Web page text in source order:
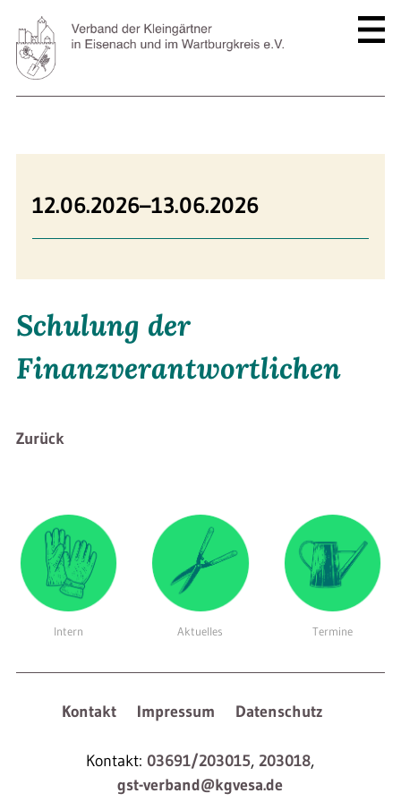
12.06.2026–13.06.2026
Schulung der
Finanzverantwortlichen
Zurück
Intern Aktuelles Termine
Kontakt Impressum Datenschutz
Kontakt:03691/203015,203018,
gst-verband@kgvesa.de